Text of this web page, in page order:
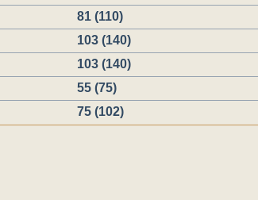
81 (110)
103 (140)
103 (140)
55 (75)
75 (102)